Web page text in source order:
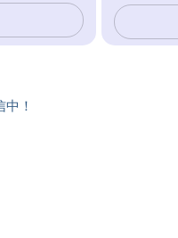
えるギア。
！